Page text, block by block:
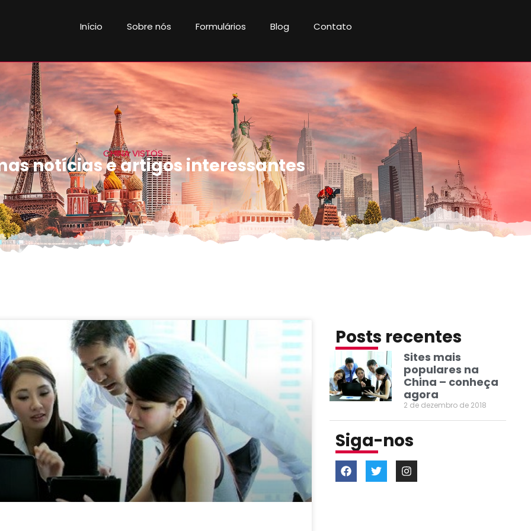
Início Sobre nós Formulários Blog Contato
CHINA VISTOS
notícias e artigos interessantes
Posts recentes
Sites mais
populares na
China – conheça
agora
2 de dezembro de 2018
Siga-nos